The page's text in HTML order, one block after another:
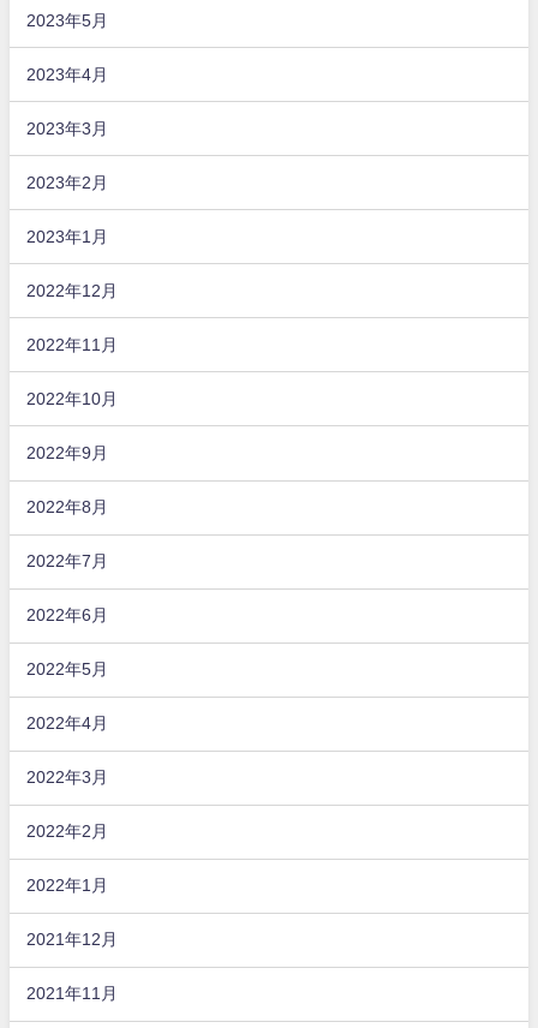
2023年5月
2023年4月
2023年3月
2023年2月
2023年1月
2022年12月
2022年11月
2022年10月
2022年9月
2022年8月
2022年7月
2022年6月
2022年5月
2022年4月
2022年3月
2022年2月
2022年1月
2021年12月
2021年11月